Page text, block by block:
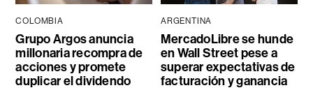
COLOMBIA
Grupo Argos anuncia
millonaria recompra de
acciones y promete
duplicar el dividendo
ARGENTINA
MercadoLibre se hunde
en Wall Street pese a
superar expectativas de
facturación y ganancia